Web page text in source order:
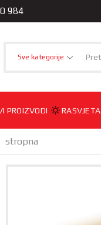
984
Sve kategorije
PROIZVODI RASVJETA
stropna